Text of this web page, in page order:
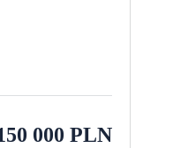
000 PLN